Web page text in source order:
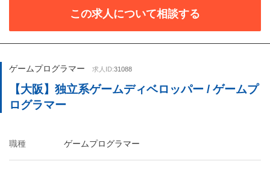
この求人について相談する
ゲームプログラマー 求人ID:31088
【大阪】独立系ゲームディベロッパー / ゲームプ
ログラマー
職種 ゲームプログラマー